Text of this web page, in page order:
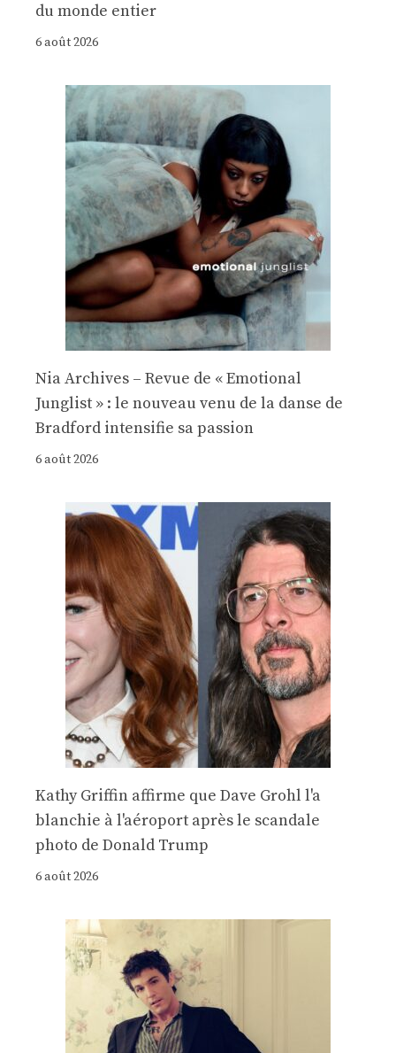
du monde entier
6 août 2026
Nia Archives – Revue de « Emotional
Junglist » : le nouveau venu de la danse de
Bradford intensifie sa passion
6 août 2026
Kathy Griffin affirme que Dave Grohl l'a
blanchie à l'aéroport après le scandale
photo de Donald Trump
6 août 2026